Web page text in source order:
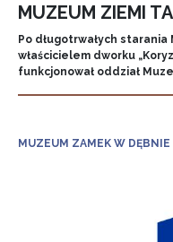
MUZEUM ZIEMI
Po długotrwałych
właścicielem dworku
funkcjonował oddział
MUZEUM ZAMEK W DĘBNIE